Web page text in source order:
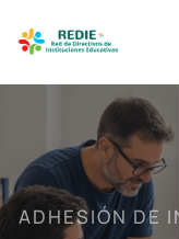
ADHESIÓN DE I